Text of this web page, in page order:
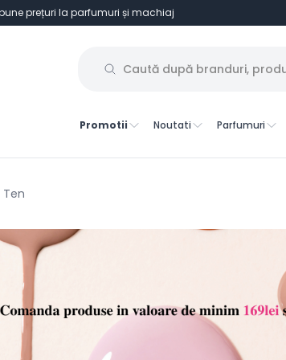
prețuri la parfumuri și machiaj
Promotii Noutati Parfumuri
Ten